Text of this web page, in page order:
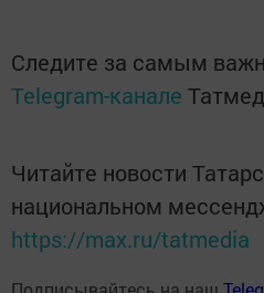
Следите за самым
Telegram-канале
Читайте новости
национальном
https://max.ru/tatmedia